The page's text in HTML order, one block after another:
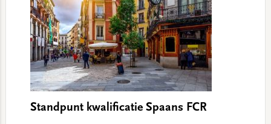
Standpunt kwalificatie Spaans FCR